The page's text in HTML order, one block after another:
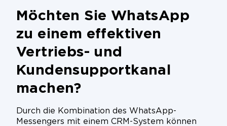
Möchten Sie WhatsApp
zu einem effektiven
Vertriebs- und
Kundensupportkanal
machen?
Durch die Kombination des WhatsApp-
Messengers mit einem CRM-System können